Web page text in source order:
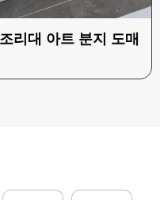
리대 아트 분지 도매
이
회